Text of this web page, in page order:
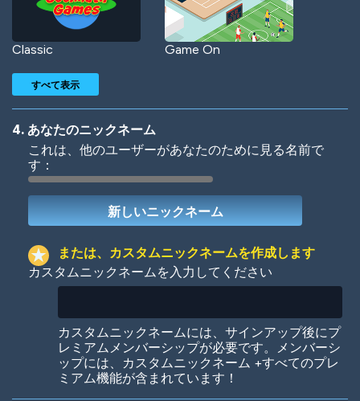
Classic Game On
Woof
Colorful
すべて表示
4. あなたのニックネーム
これは、他のユーザーがあなたのために見る名前で
す：
または、カスタムニックネームを作成します
カスタムニックネームを入力してください
カスタムニックネームには、サインアップ後にプ
レミアムメンバーシップが必要です。メンバーシ
ップには、カスタムニックネーム +すべてのプレ
ミアム機能が含まれています！